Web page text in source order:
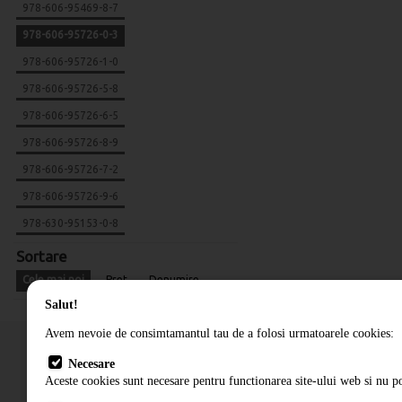
978-606-95469-8-7
978-606-95726-0-3
978-606-95726-1-0
978-606-95726-5-8
978-606-95726-6-5
978-606-95726-8-9
978-606-95726-7-2
978-606-95726-9-6
978-630-95153-0-8
Sortare
Cele mai noi Pret Denumire
Salut!
Avem nevoie de consimtamantul tau de a folosi urmatoarele cookies:
Necesare
Aceste cookies sunt necesare pentru functionarea site-ului web si nu